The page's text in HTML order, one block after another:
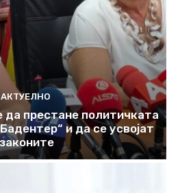
АКТУЕЛНО
да престане политичката
и да се усвојат
законите